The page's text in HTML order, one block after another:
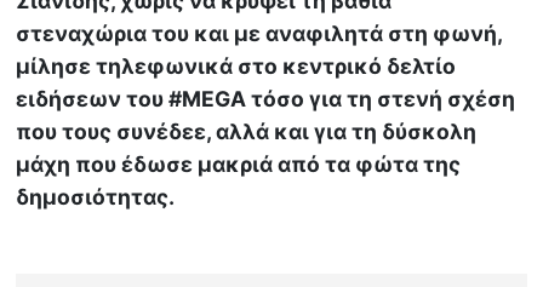
στεναχώρια του και με αναφιλητά στη φωνή,
μίλησε τηλεφωνικά στο κεντρικό δελτίο
ειδήσεων του #MEGA τόσο για τη στενή σχέση
που τους συνέδεε, αλλά και για τη δύσκολη
μάχη που έδωσε μακριά από τα φώτα της
δημοσιότητας.